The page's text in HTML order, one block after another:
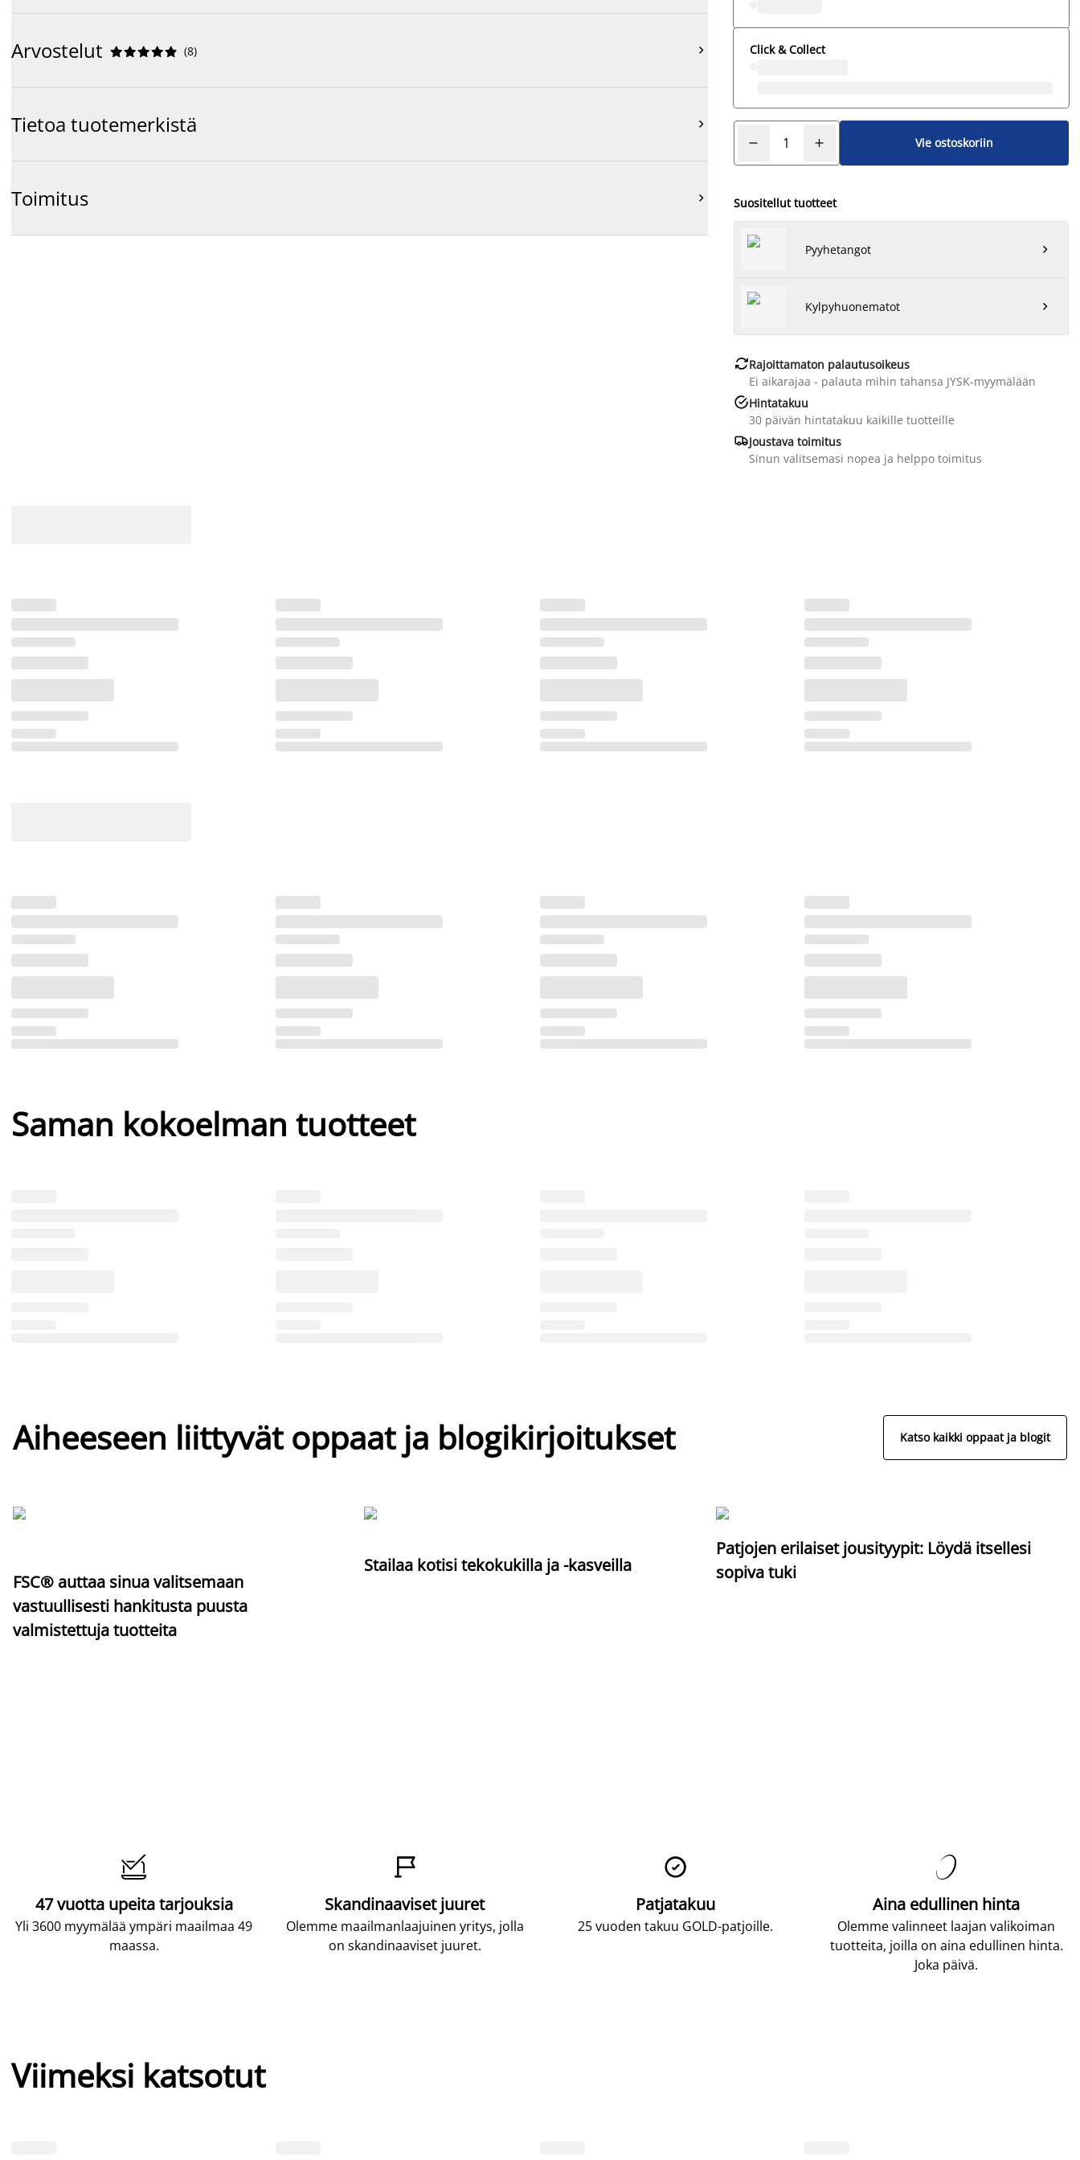
Arvostelut 




 (8) 
Tietoa tuotemerkistä 
Toimitus 
Click & Collect
Vie ostoskoriin
Suositellut tuotteet
Pyyhetangot 
Kylpyhuonematot 
Rajoittamaton palautusoikeus
Ei aikarajaa - palauta mihin tahansa JYSK-myymälään
Hintatakuu
30 päivän hintatakuu kaikille tuotteille
Joustava toimitus
Sinun valitsemasi nopea ja helppo toimitus
Saman kokoelman tuotteet
Aiheeseen liittyvät oppaat ja blogikirjoitukset Katso kaikki oppaat ja blogit
FSC® auttaa sinua valitsemaan
vastuullisesti hankitusta puusta
valmistettuja tuotteita
Stailaa kotisi tekokukilla ja -kasveilla
Patjojen erilaiset jousityypit: Löydä itsellesi
sopiva tuki

47 vuotta upeita tarjouksia
Yli 3600 myymälää ympäri maailmaa 49
maassa.

Skandinaaviset juuret
Olemme maailmanlaajuinen yritys, jolla
on skandinaaviset juuret.

Patjatakuu
25 vuoden takuu GOLD-patjoille.

Aina edullinen hinta
Olemme valinneet laajan valikoiman
tuotteita, joilla on aina edullinen hinta.
Joka päivä.
Viimeksi katsotut